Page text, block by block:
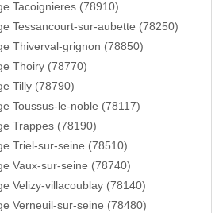
Tacoignieres (78910)
Tessancourt-sur-aubette (78250)
Thiverval-grignon (78850)
Thoiry (78770)
Tilly (78790)
Toussus-le-noble (78117)
Trappes (78190)
Triel-sur-seine (78510)
Vaux-sur-seine (78740)
Velizy-villacoublay (78140)
Verneuil-sur-seine (78480)